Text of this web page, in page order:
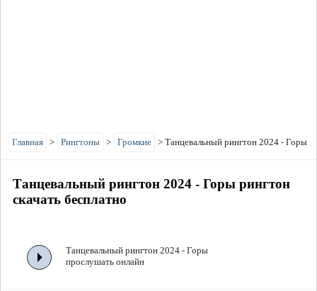
Главная > Рингтоны > Громкие > Танцевальный рингтон 2024 - Горы
Танцевальный рингтон 2024 - Горы рингтон
скачать бесплатно
Танцевальный рингтон 2024 - Горы
прослушать онлайн